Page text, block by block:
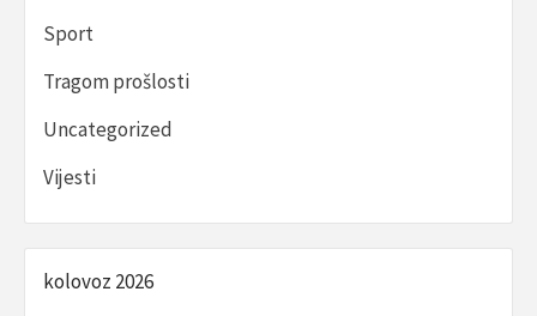
Sport
Tragom prošlosti
Uncategorized
Vijesti
kolovoz 2026